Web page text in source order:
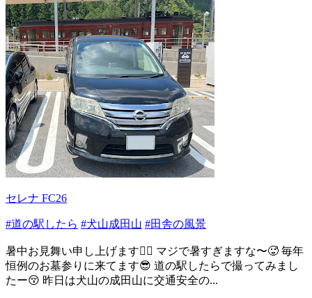
セレナ FC26
#道の駅したら #犬山成田山 #田舎の風景
暑中お見舞い申し上げます🙇‍♂️ マジで暑すぎますな〜🥵 毎年
恒例のお墓参りに来てます😎 道の駅したらで撮ってみまし
たー😚 昨日は犬山の成田山に交通安全の...